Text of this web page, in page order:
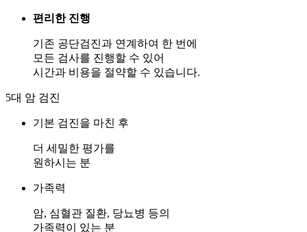
편리한 진행
기존 공단검진과 연계하여 한 번에
모든 검사를 진행할 수 있어
시간과 비용을 절약할 수 있습니다.
5대 암 검진
기본 검진을 마친 후
더 세밀한 평가를
원하시는 분
가족력
암, 심혈관 질환, 당뇨병 등의
가족력이 있는 분